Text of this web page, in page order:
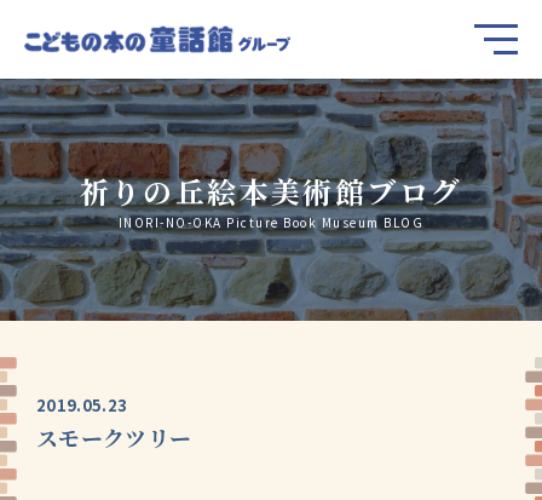
祈りの丘絵本美術館ブログ
INORI-NO-OKA Picture Book Museum BLOG
2019.05.23
スモークツリー